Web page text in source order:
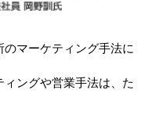
マーケティング手法に
ングや営業手法は、た